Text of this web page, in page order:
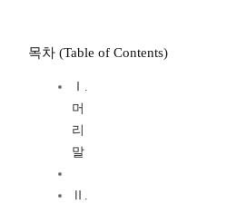
목차 (Table of Contents)
Ⅰ.
머
리
말
Ⅱ.